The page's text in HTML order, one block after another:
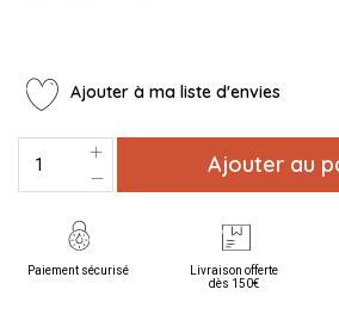
Ajouter à ma liste d'envies
Ajouter au
Paiement sécurisé
Livraison offerte
dès 150€